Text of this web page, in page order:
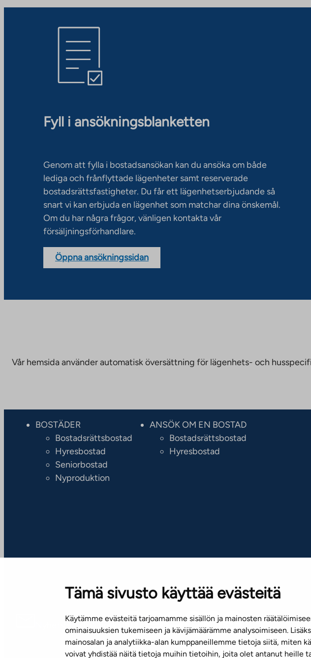
Tämä sivusto käyttää evästeitä
Käytämme evästeitä tarjoamamme sisällön ja mainosten
ominaisuuksien tukemiseen ja kävijämäärämme analysoimiseen.
mainosalan ja analytiikka-alan kumppaneillemme tietoja siitä, miten
voivat yhdistää näitä tietoja muihin tietoihin, joita olet antanut heille
Fyll i ansökningsblanketten
Genom att fylla i bostadsansökan kan du ansöka om både
lediga och frånflyttade lägenheter samt reserverade
bostadsrättsfastigheter. Du får ett lägenhetserbjudande så
snart vi kan erbjuda en lägenhet som matchar dina önskemål.
Om du har några frågor, vänligen kontakta vår
försäljningsförhandlare.
Öppna ansökningssidan
Vår hemsida använder automatisk översättning för lägenhets- och
BOSTÄDER
Bostadsrättsbostad
Hyresbostad
Seniorbostad
Nyproduktion
ANSÖK OM EN BOSTAD
Bostadsrättsbostad
Hyresbostad
Nyhetsbrev (på finska)